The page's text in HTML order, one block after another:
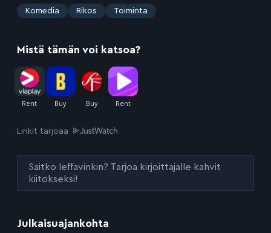
Julkaisuajankohta
: Komedia Rikos Toiminta
Mistä tämän voi katsoa?
Linkit tarjoaa
Saitko leffavinkin? Tarjoa kirjoittajalle kahvit
kiitokseksi!